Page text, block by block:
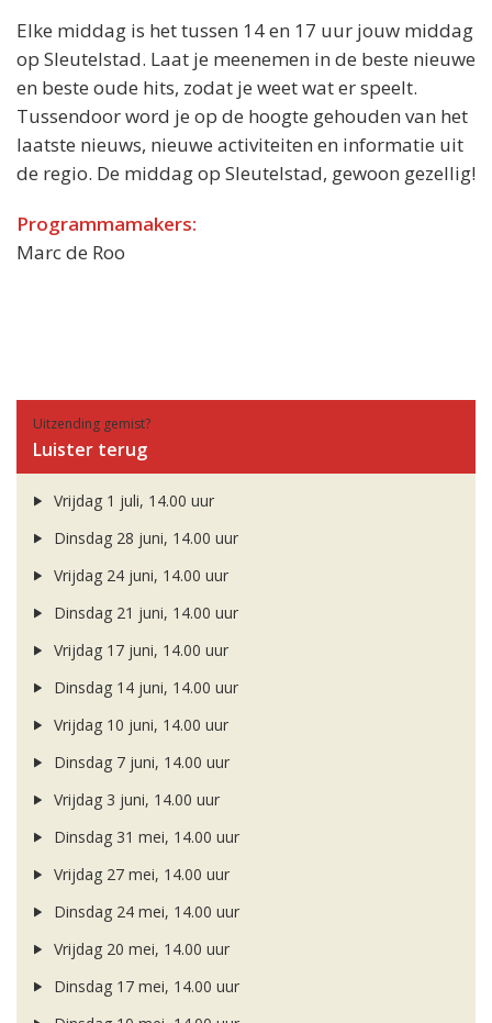
Elke middag is het tussen 14 en 17 uur jouw middag
op Sleutelstad. Laat je meenemen in de beste nieuwe
en beste oude hits, zodat je weet wat er speelt.
Tussendoor word je op de hoogte gehouden van het
laatste nieuws, nieuwe activiteiten en informatie uit
de regio. De middag op Sleutelstad, gewoon gezellig!
Programmamakers:
Marc de Roo
Uitzending gemist?
Luister terug
Vrijdag 1 juli, 14.00 uur
Dinsdag 28 juni, 14.00 uur
Vrijdag 24 juni, 14.00 uur
Dinsdag 21 juni, 14.00 uur
Vrijdag 17 juni, 14.00 uur
Dinsdag 14 juni, 14.00 uur
Vrijdag 10 juni, 14.00 uur
Dinsdag 7 juni, 14.00 uur
Vrijdag 3 juni, 14.00 uur
Dinsdag 31 mei, 14.00 uur
Vrijdag 27 mei, 14.00 uur
Dinsdag 24 mei, 14.00 uur
Vrijdag 20 mei, 14.00 uur
Dinsdag 17 mei, 14.00 uur